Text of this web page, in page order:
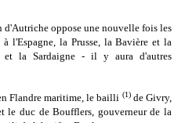
d'Autriche oppose une nouvelle fois les
l'Espagne, la Prusse, la Bavière et la
et la Sardaigne - il y aura d'autres
Flandre maritime, le bailli (1) de Givry,
le duc de Boufflers, gouverneur de la